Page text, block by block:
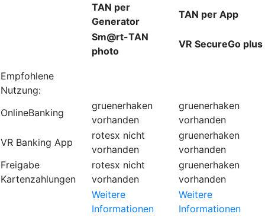
TAN per
Generator
TAN per App
Sm@rt-TAN
photo
VR SecureGo plus
Empfohlene
Nutzung:
OnlineBanking
gruenerhaken
vorhanden
gruenerhaken
vorhanden
VR Banking App
rotesx nicht
vorhanden
gruenerhaken
vorhanden
Freigabe
Kartenzahlungen
rotesx nicht
vorhanden
gruenerhaken
vorhanden
Weitere
Informationen
Weitere
Informationen